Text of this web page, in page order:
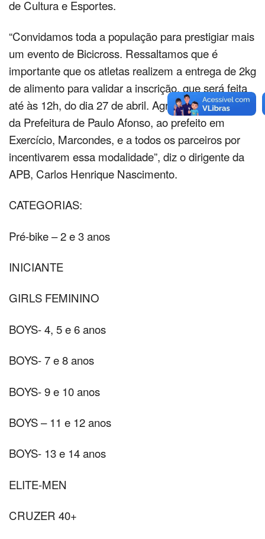
de Cultura e Esportes.
“Convidamos toda a população para prestigiar mais
um evento de Bicicross. Ressaltamos que é
importante que os atletas realizem a entrega de 2kg
de alimento para validar a inscrição, que será feita
até às 12h, do dia 27 de abril. Agradecemos o apoio
da Prefeitura de Paulo Afonso, ao prefeito em
Exercício, Marcondes, e a todos os parceiros por
incentivarem essa modalidade”, diz o dirigente da
APB, Carlos Henrique Nascimento.
CATEGORIAS:
Pré-bike – 2 e 3 anos
INICIANTE
GIRLS FEMININO
BOYS- 4, 5 e 6 anos
BOYS- 7 e 8 anos
BOYS- 9 e 10 anos
BOYS – 11 e 12 anos
BOYS- 13 e 14 anos
ELITE-MEN
CRUZER 40+